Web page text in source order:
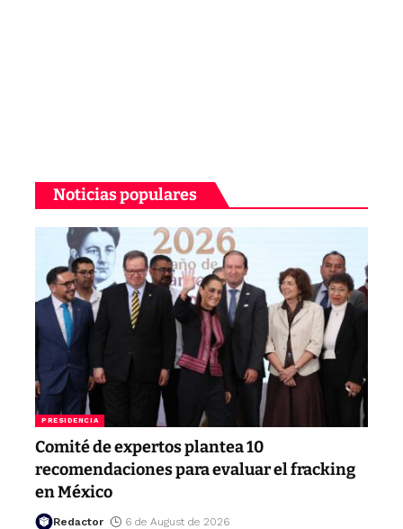
Noticias populares
PRESIDENCIA
Comité de expertos plantea 10
recomendaciones para evaluar el fracking
en México
Redactor 6 de August de 2026